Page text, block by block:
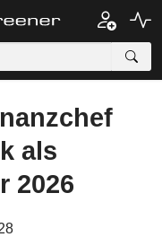
als
2026